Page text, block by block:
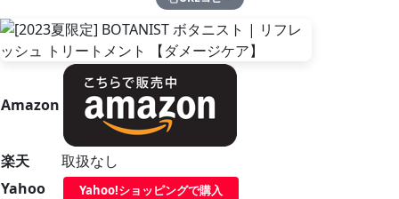
Amazon
楽天
取扱なし
Yahoo
Yahoo!ショッピングで購入